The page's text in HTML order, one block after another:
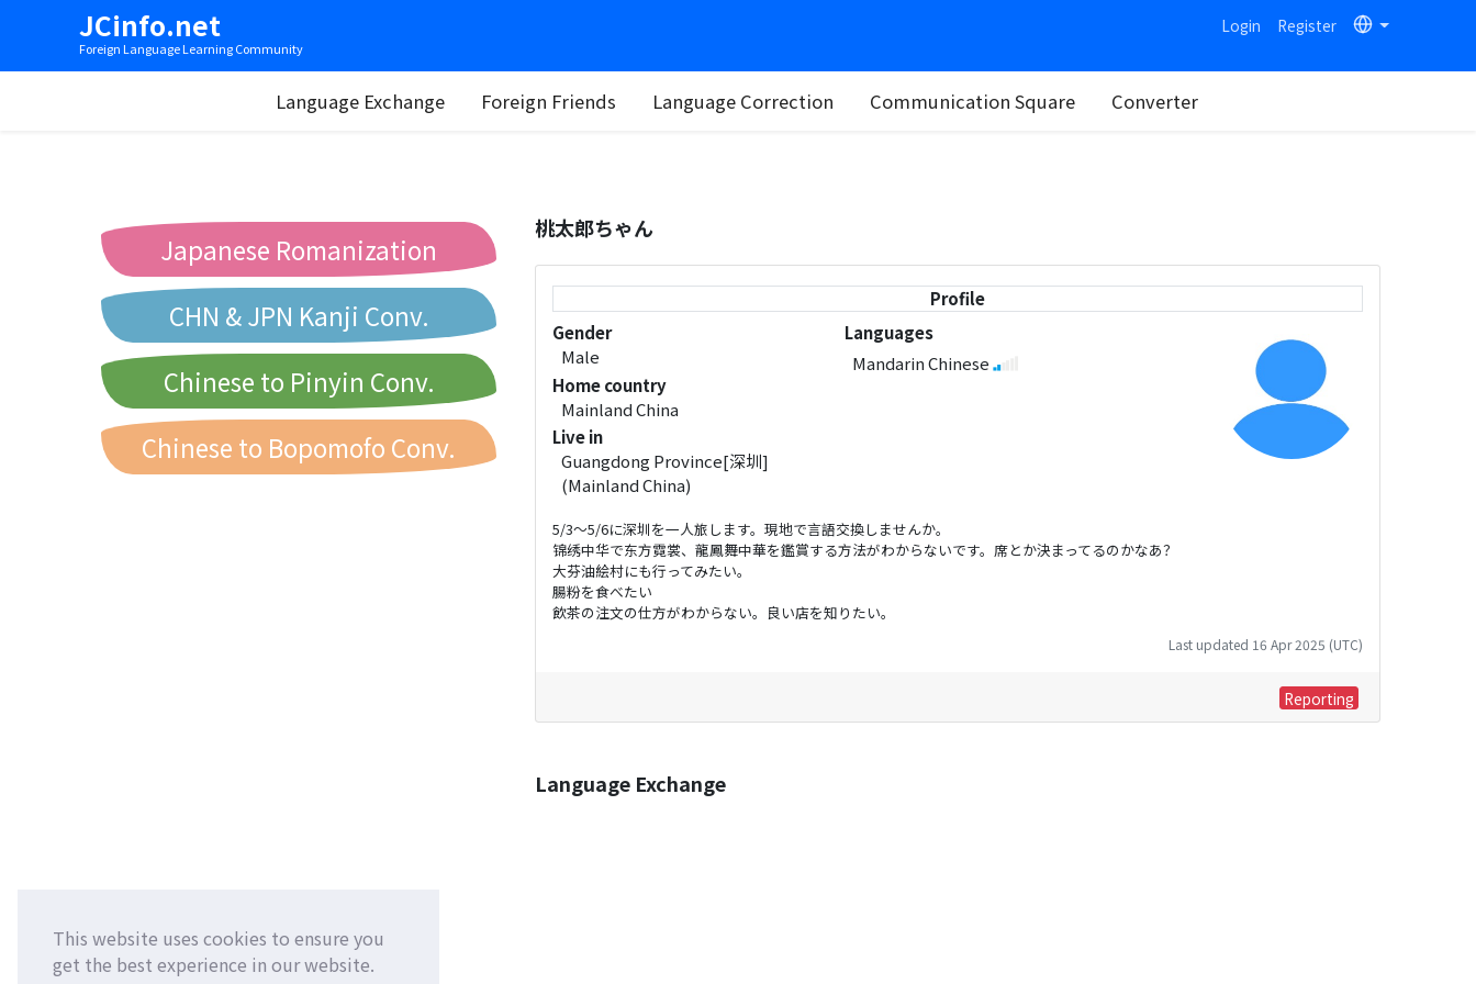
This website uses cookies to ensure you
get the best experience in our website.
JCinfo.net
Foreign Language Learning Community
Login Register
Language Exchange Foreign Friends Language Correction Communication Square Converter
桃太郎ちゃん
Profile
Gender
Male
Home country
Mainland China
Live in
Guangdong Province[深圳]
(Mainland China)
Languages
Mandarin Chinese
5/3～5/6に深圳を一人旅します。現地で言語交換しませんか。
锦绣中华で东方霓裳、龍鳳舞中華を鑑賞する方法がわからないです。席とか決まってるのかなあ？
大芬油絵村にも行ってみたい。
腸粉を食べたい
飲茶の注文の仕方がわからない。良い店を知りたい。
Last updated 16 Apr 2025 (UTC)
Reporting
Language Exchange
Japanese Romanization
CHN & JPN Kanji Conv.
Chinese to Pinyin Conv.
Chinese to Bopomofo Conv.